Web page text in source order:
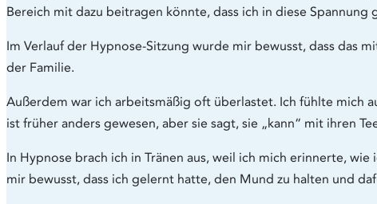
Bereich mit dazu beitragen könnte, dass ich in diese Spannung
Im Verlauf der Hypnose-Sitzung wurde mir bewusst, dass das
der Familie.
Außerdem war ich arbeitsmäßig oft überlastet. Ich fühlte mich
ist früher anders gewesen, aber sie sagt, sie „kann“ mit ihren
In Hypnose brach ich in Tränen aus, weil ich mich erinnerte,
mir bewusst, dass ich gelernt hatte, den Mund zu halten und